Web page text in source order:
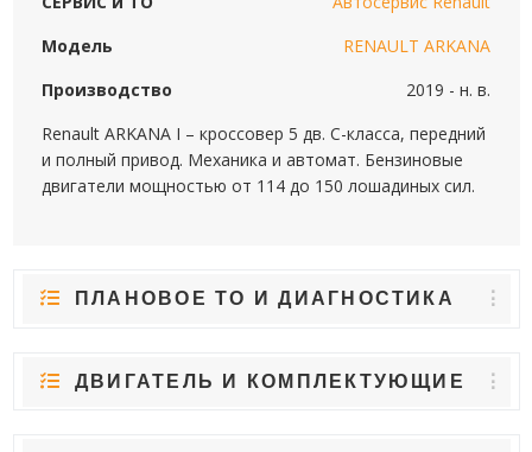
Модель
RENAULT ARKANA
Производство
2019 - н. в.
Renault ARKANA I – кроссовер 5 дв. C-класса, передний
и полный привод. Механика и автомат. Бензиновые
двигатели мощностью от 114 до 150 лошадиных сил.
ПЛАНОВОЕ ТО И ДИАГНОСТИКА
ДВИГАТЕЛЬ И КОМПЛЕКТУЮЩИЕ